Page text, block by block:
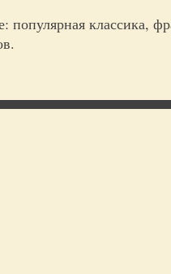
популярная классика,